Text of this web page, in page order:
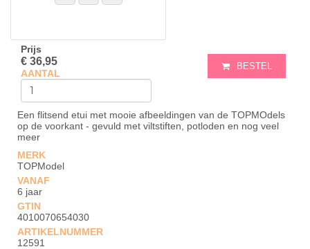
Prijs
€ 36,95
AANTAL
BESTEL
Een flitsend etui met mooie afbeeldingen van de TOPMOdels
op de voorkant - gevuld met viltstiften, potloden en nog veel
meer
MERK
TOPModel
VANAF
6 jaar
GTIN
4010070654030
ARTIKELNUMMER
12591